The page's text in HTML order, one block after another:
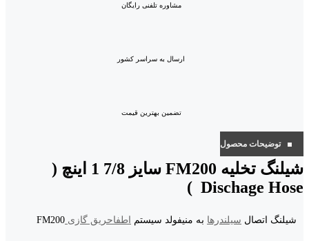
مشاوره تلفنی رایگان
ارسال به سراسر کشور
تضمین بهترین قیمت
توضیحات محصول
شیلنگ تخلیه FM200 سایز 7/8 1 اینچ (
Dischage Hose )
شیلنگ اتصال سیلندرها به منیفولد سیستم اطفاحریق گازی FM200